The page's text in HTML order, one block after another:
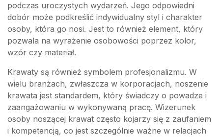
podczas uroczystych wydarzeń. Jego odpowiedni
dobór może podkreślić indywidualny styl i charakter
osoby, która go nosi. Jest to również element, który
pozwala na wyrażenie osobowości poprzez kolor,
wzór czy materiał.
Krawaty są również symbolem profesjonalizmu. W
wielu branżach, zwłaszcza w korporacjach, noszenie
krawata jest standardem, który świadczy o powadze i
zaangażowaniu w wykonywaną pracę. Wizerunek
osoby noszącej krawat często kojarzy się z zaufaniem
i kompetencją, co jest szczególnie ważne w relacjach